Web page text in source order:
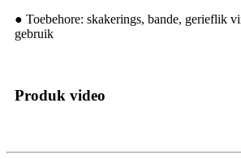
● Toebehore: skakerings, bande, gerieflik
gebruik
Produk video